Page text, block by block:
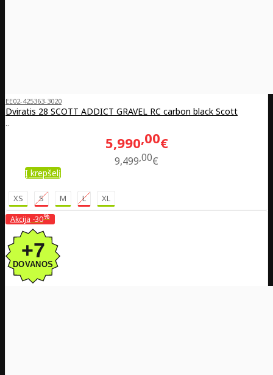
EE02-425363-3020
Dviratis 28 SCOTT ADDICT GRAVEL RC carbon black Scott
..
5,990 00€
9,499 00€
Į krepšelį
XS S M L XL
Akcija -30%